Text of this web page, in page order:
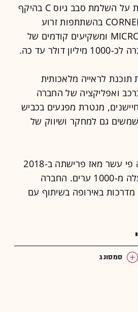
הישראלית על השלמת סבב גיוס C בהיקף
של כ-52 מיליון דולר. את הסבב הובילה CORNER VENTURE בהשתתפות זרוע
סונג נקסט, חברת MICRON VENTURES ומשקיעים קודמים של
עד כה.
לראייה מלאכותית
ואפליקציה של החברה
מנטרת מפגעים בכביש
גם למחקר ושיווק של
על פי נתוני החברה הרשת שלה בארצות הברית גדלה פי עשר מאז פרישתה ב-2018
ומכסה מדי חודש כ-100 מיליון ק"מ של כבישים בלמעלה מ-1000 ערים. החברה
מדרכות באירופה בשיתוף עם
סמסונג